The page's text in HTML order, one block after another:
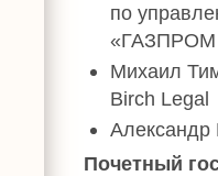
по
Михаил
Birch Legal
Александр
Почетный